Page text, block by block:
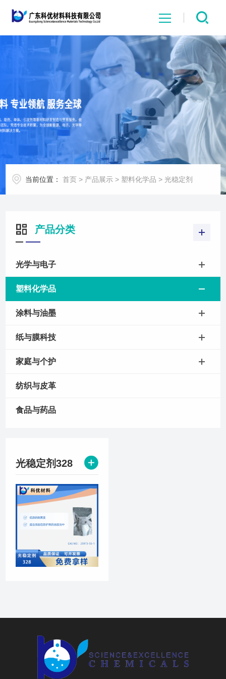
网站首页
关于我们
产品展示
新闻中心
荣誉证书
当前位置： 首页 > 产品展示 > 塑料化学品 >光稳定剂
产品分类
光学与电子
塑料化学品
涂料与油墨
纸与膜科技
家庭与个护
纺织与皮革
食品与药品
光稳定剂328